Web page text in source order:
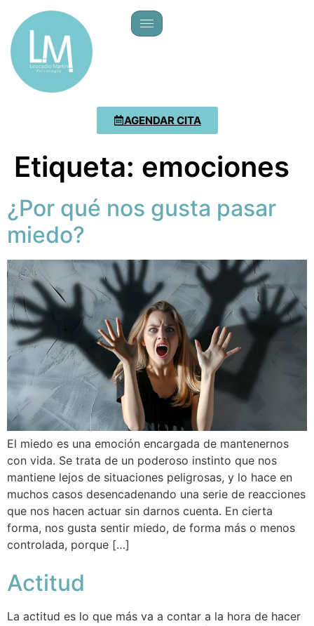
AGENDAR CITA
Etiqueta: emociones
¿Por qué nos gusta pasar
miedo?
El miedo es una emoción encargada de mantenernos
con vida. Se trata de un poderoso instinto que nos
mantiene lejos de situaciones peligrosas, y lo hace en
muchos casos desencadenando una serie de reacciones
que nos hacen actuar sin darnos cuenta. En cierta
forma, nos gusta sentir miedo, de forma más o menos
controlada, porque […]
Actitud
La actitud es lo que más va a contar a la hora de hacer